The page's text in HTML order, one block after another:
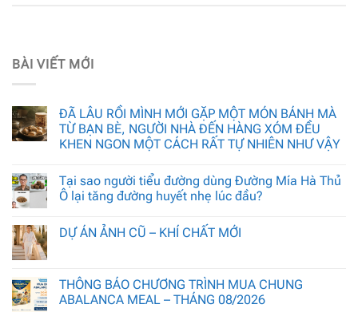
BÀI VIẾT MỚI
ĐÃ LÂU RỒI MÌNH MỚI GẶP MỘT MÓN BÁNH MÀ
TỪ BẠN BÈ, NGƯỜI NHÀ ĐẾN HÀNG XÓM ĐỀU
KHEN NGON MỘT CÁCH RẤT TỰ NHIÊN NHƯ VẬY
Tại sao người tiểu đường dùng Đường Mía Hà Thủ
Ô lại tăng đường huyết nhẹ lúc đầu?
DỰ ÁN ẢNH CŨ – KHÍ CHẤT MỚI
THÔNG BÁO CHƯƠNG TRÌNH MUA CHUNG
ABALANCA MEAL – THÁNG 08/2026